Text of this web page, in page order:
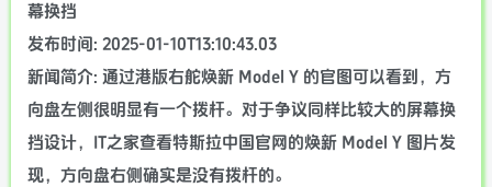
幕换挡
发布时间: 2025-01-10T13:10:43.03
新闻简介: 通过港版右舵焕新 Model Y 的官图可以看到，方
向盘左侧很明显有一个拨杆。对于争议同样比较大的屏幕换
挡设计，IT之家查看特斯拉中国官网的焕新 Model Y 图片发
现，方向盘右侧确实是没有拨杆的。